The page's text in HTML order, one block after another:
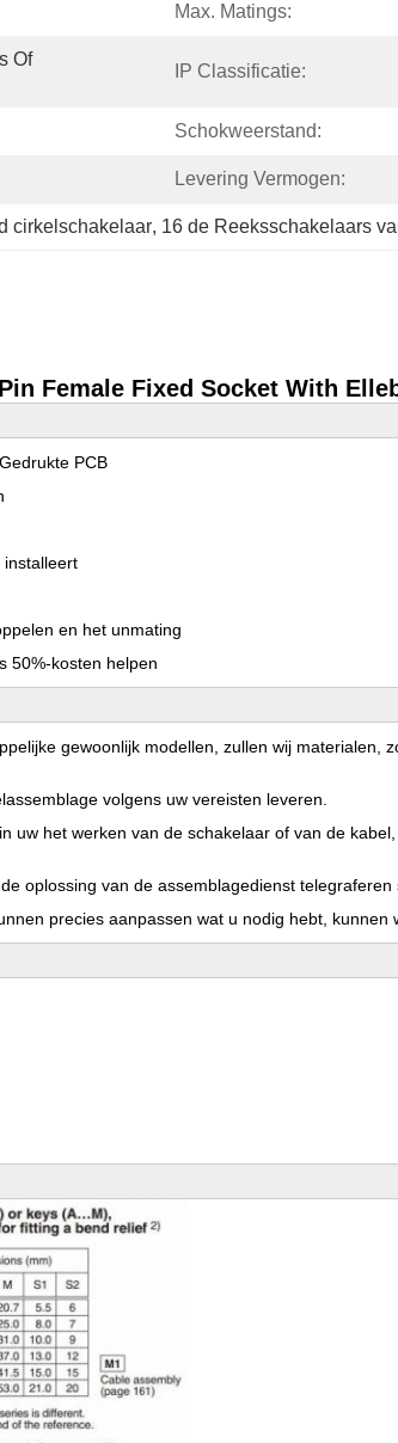
Max. Matings:
Of
IP Classificatie:
Schokweerstand:
Levering Vermogen:
cirkelschakelaar, 16 de Reeksschakelaars
Female Fixed Socket With
PCB
installeert
en het unmating
50%-kosten helpen
gewoonlijk modellen, zullen wij materialen,
volgens uw vereisten leveren.
uw het werken van de schakelaar of van de
oplossing van de assemblagedienst telegraferen
precies aanpassen wat u nodig hebt, kunnen